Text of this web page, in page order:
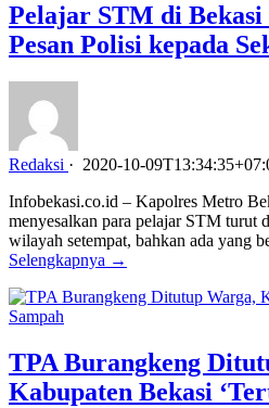
Pelajar STM di
Pesan Polisi kepada
Redaksi · 2020-10-
Infobekasi.co.id – Kapolres Metro
menyesalkan para pelajar STM turut
wilayah setempat, bahkan ada yang
Selengkapnya →
TPA Burangkeng
Kabupaten Bekasi